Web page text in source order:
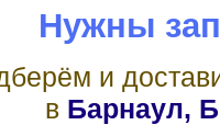
Нужны
и
в Барнаул,